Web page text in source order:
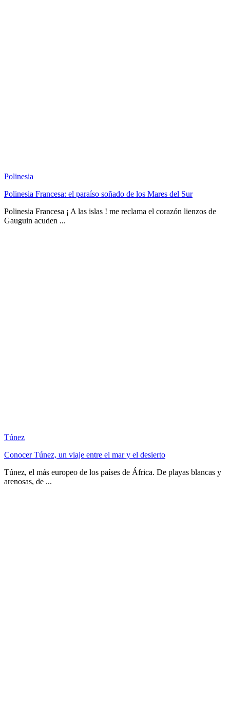
Polinesia
Polinesia Francesa: el paraíso soñado de los Mares del Sur
Polinesia Francesa ¡ A las islas ! me reclama el corazón lienzos de
Gauguin acuden ...
Túnez
Conocer Túnez, un viaje entre el mar y el desierto
Túnez, el más europeo de los países de África. De playas blancas y
arenosas, de ...